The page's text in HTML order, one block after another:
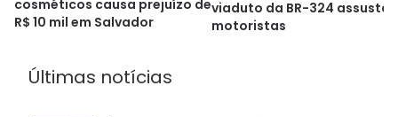
cosméticos causa prejuízo de
R$ 10 mil em Salvador
viaduto da BR-324 assusta
motoristas
Últimas notícias